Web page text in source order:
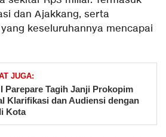
dan Ajakkang, serta
keseluruhannya mencapai
JUGA:
Parepare Tagih Janji Prokopim
Klarifikasi dan Audiensi dengan
Kota